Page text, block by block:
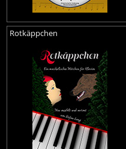
Rotkäppchen